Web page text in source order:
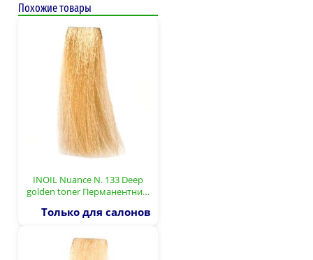
Похожие товары
INOIL Nuance N. 133 Deep
golden toner Перманентни…
Только для салонов